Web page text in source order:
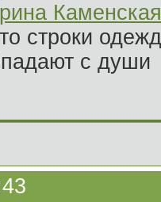
Каменская
строки
с души